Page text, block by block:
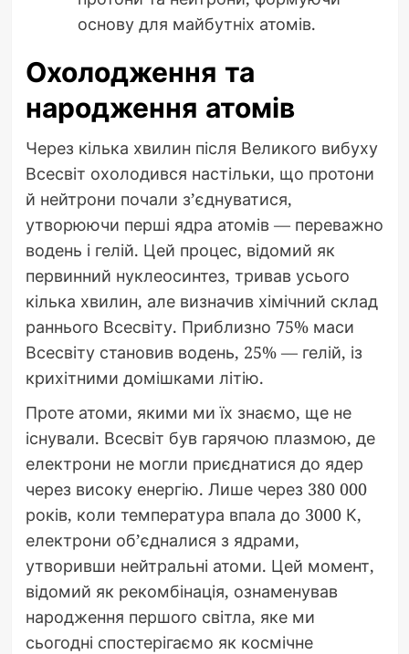
основу для майбутніх атомів.
Охолодження та
народження атомів
Через кілька хвилин після Великого вибуху
Всесвіт охолодився настільки, що протони
й нейтрони почали з’єднуватися,
утворюючи перші ядра атомів — переважно
водень і гелій. Цей процес, відомий як
первинний нуклеосинтез, тривав усього
кілька хвилин, але визначив хімічний склад
раннього Всесвіту. Приблизно 75% маси
Всесвіту становив водень, 25% — гелій, із
крихітними домішками літію.
Проте атоми, якими ми їх знаємо, ще не
існували. Всесвіт був гарячою плазмою, де
електрони не могли приєднатися до ядер
через високу енергію. Лише через 380 000
років, коли температура впала до 3000 К,
електрони об’єдналися з ядрами,
утворивши нейтральні атоми. Цей момент,
відомий як рекомбінація, ознаменував
народження першого світла, яке ми
сьогодні спостерігаємо як космічне